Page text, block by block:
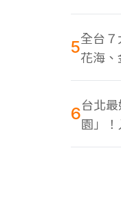
男，
5全台
花海
同框
6台北
園」
幕